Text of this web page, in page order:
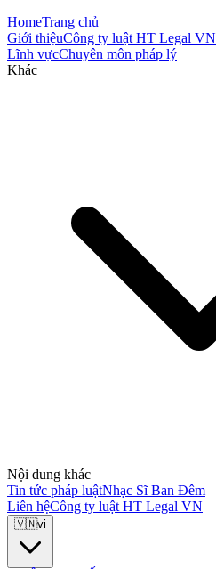
HomeTrang chủ
Giới thiệuCông ty luật HT Legal VN
Lĩnh vựcChuyên môn pháp lý
Khác
Nội dung khác
Tin tức pháp luậtNhạc Sĩ Ban Đêm
Liên hệCông ty luật HT Legal VN
🇻🇳vi